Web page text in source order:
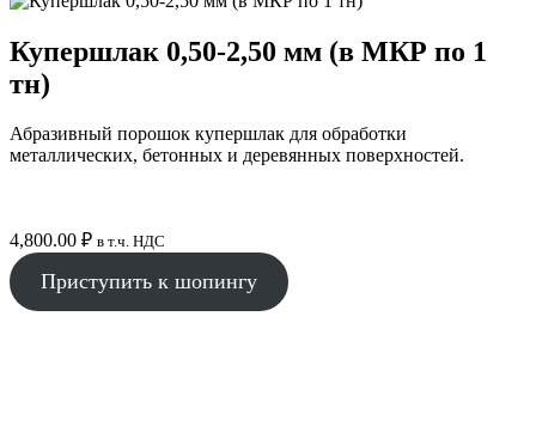
Купершлак 0,50-2,50 мм (в МКР по 1
тн)
Абразивный порошок купершлак для обработки
металлических, бетонных и деревянных поверхностей.
4,800.00 ₽ в т.ч. НДС
Приступить к шопингу